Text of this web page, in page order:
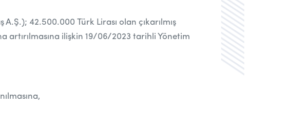
42.500.000 Türk Lirası olan çıkarılmış
artırılmasına ilişkin 19/06/2023 tarihli Yönetim